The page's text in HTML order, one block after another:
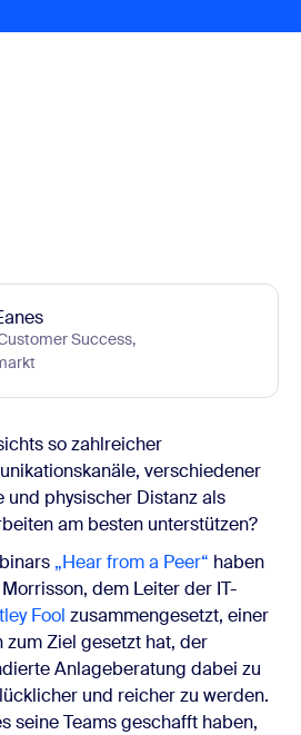
Success,
so zahlreicher
verschiedener
physischer Distanz als
am besten unterstützen?
„Hear from a Peer“ haben
dem Leiter der IT-
Fool zusammengesetzt, einer
Ziel gesetzt hat, der
Anlageberatung dabei zu
und reicher zu werden.
seine Teams geschafft haben,